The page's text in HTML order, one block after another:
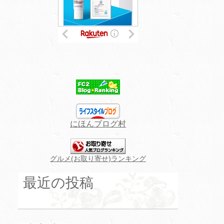
にほんブログ村
グルメ(お取り寄せ)ランキング
最近の投稿